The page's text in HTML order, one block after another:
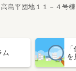
高島平団地１１－４号
ム
を